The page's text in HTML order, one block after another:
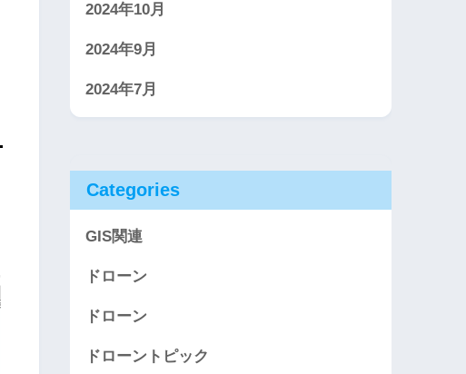
2024年10月
2024年9月
2024年7月
Categories
GIS関連
ドローン
ドローン
ドローントピック